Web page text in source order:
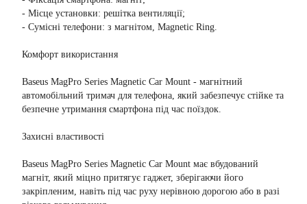
- Місце установки: решітка вентиляції;
- Сумісні телефони: з магнітом, Magnetic Ring.
Комфорт використання
Baseus MagPro Series Magnetic Car Mount - магнітний
автомобільний тримач для телефона, який забезпечує стійке та
безпечне утримання смартфона під час поїздок.
Захисні властивості
Baseus MagPro Series Magnetic Car Mount має вбудований
магніт, який міцно притягує гаджет, зберігаючи його
закріпленим, навіть під час руху нерівною дорогою або в разі